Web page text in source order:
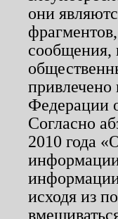
они
сообщения,
привлечено
Федерации
Согласно
2010 года
исходя из